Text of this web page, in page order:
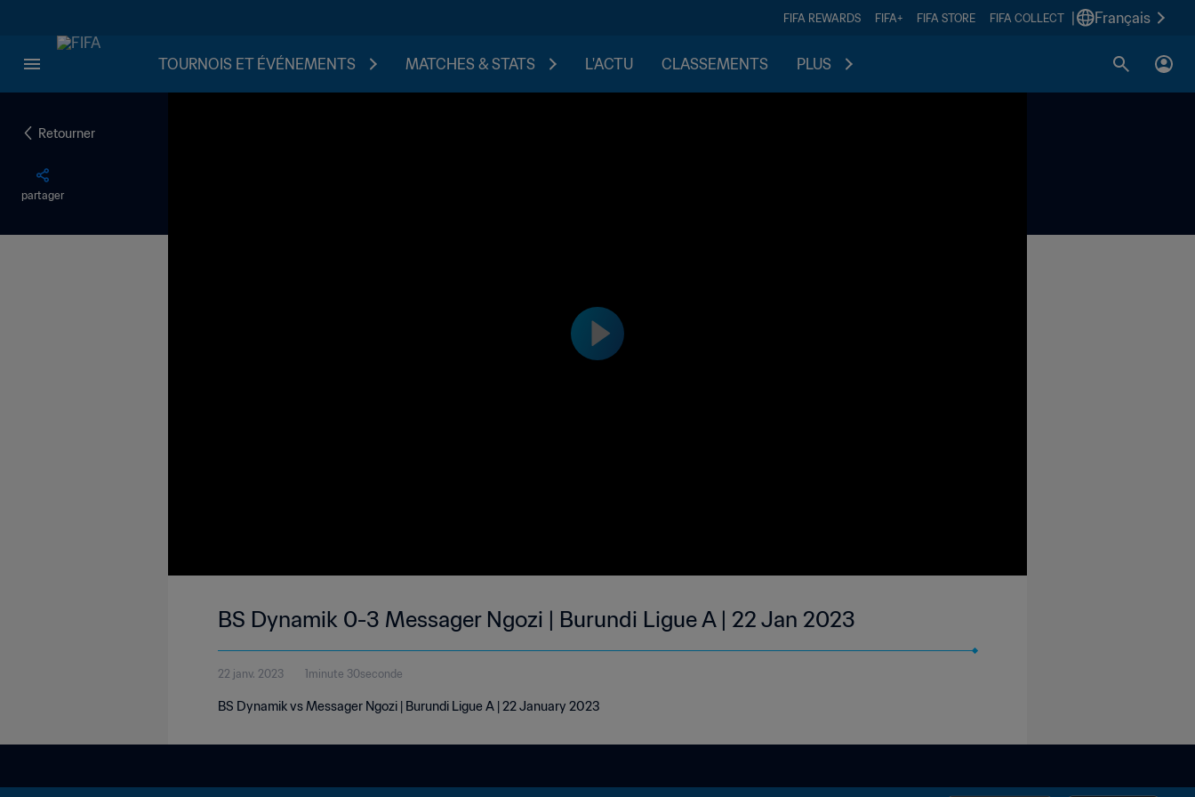
FIFA REWARDS FIFA+ FIFA STORE FIFA COLLECT Français
TOURNOIS ET ÉVÉNEMENTS MATCHES & STATS L'ACTU CLASSEMENTS PLUS
Retourner
partager
BS Dynamik 0-3 Messager Ngozi | Burundi Ligue A | 22 Jan 2023
22 janv. 2023 1minute 30seconde
BS Dynamik vs Messager Ngozi | Burundi Ligue A | 22 January 2023